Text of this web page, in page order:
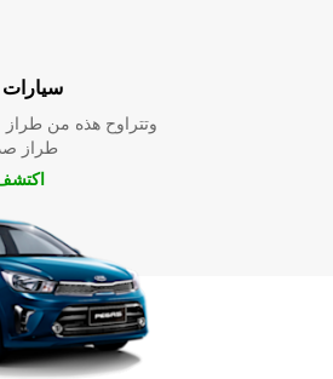
سيارات
وتتراوح هذه من
طراز